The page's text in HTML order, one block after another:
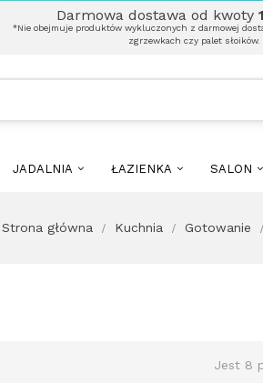
Darmowa dostawa od kwoty
*Nie obejmuje produktów wykluczonych z darmowej
zgrzewkach czy palet słoików.
JADALNIA ŁAZIENKA SALON
Strona główna Kuchnia Gotowanie
Jest 8